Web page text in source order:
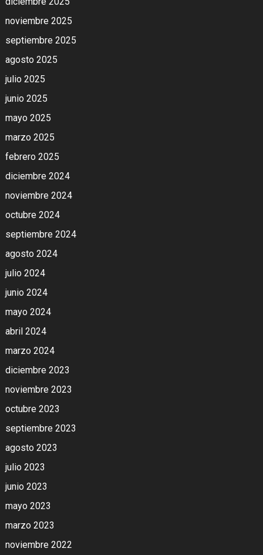
noviembre 2025
septiembre 2025
agosto 2025
julio 2025
junio 2025
mayo 2025
marzo 2025
febrero 2025
diciembre 2024
noviembre 2024
octubre 2024
septiembre 2024
agosto 2024
julio 2024
junio 2024
mayo 2024
abril 2024
marzo 2024
diciembre 2023
noviembre 2023
octubre 2023
septiembre 2023
agosto 2023
julio 2023
junio 2023
mayo 2023
marzo 2023
noviembre 2022